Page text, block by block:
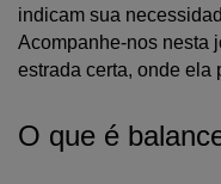
indicam sua
Acompanhe-nos nesta
estrada certa, onde ela
O que é